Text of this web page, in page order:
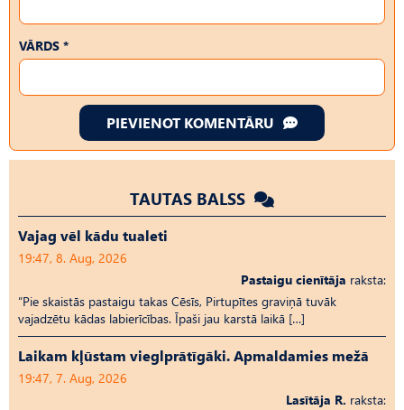
VĀRDS *
PIEVIENOT KOMENTĀRU
TAUTAS BALSS
Vajag vēl kādu tualeti
19:47, 8. Aug, 2026
Pastaigu cienītāja raksta:
“Pie skaistās pastaigu takas Cēsīs, Pirtupītes graviņā tuvāk
vajadzētu kādas labierīcības. Īpaši jau karstā laikā […]
Laikam kļūstam vieglprātīgāki. Apmaldamies mežā
19:47, 7. Aug, 2026
Lasītāja R. raksta: